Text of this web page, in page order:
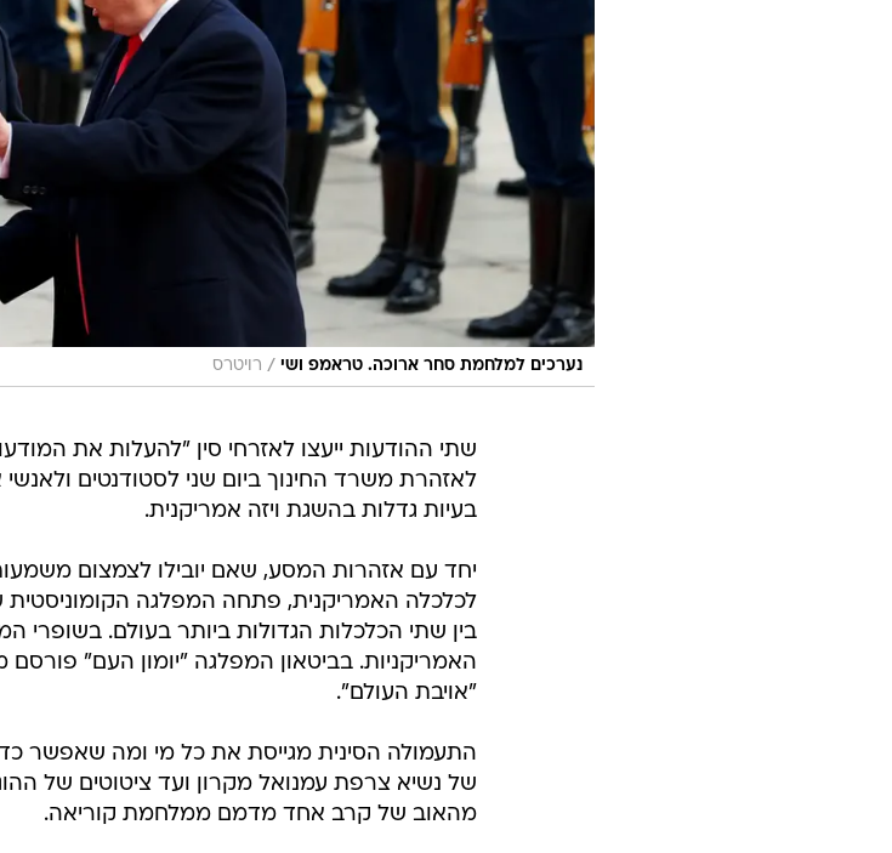
נערכים למלחמת סחר ארוכה. טראמפ ושי / רויטרס
שתי ההודעות ייעצו לאזרחי סין "להעלות את
לאזהרת משרד החינוך ביום שני לסטודנטים
בעיות גדלות בהשגת ויזה אמריקנית.
יחד עם אזהרות המסע, שאם יובילו לצמצום
לכלכלה האמריקנית, פתחה המפלגה
בין שתי הכלכלות הגדולות ביותר בעולם. בשופרי
האמריקניות. בביטאון המפלגה "יומון העם"
"אויבת העולם".
התעמולה הסינית מגייסת את כל מי ומה שאפשר
מהאוב של קרב אחד מדמם ממלחמת קוריאה.